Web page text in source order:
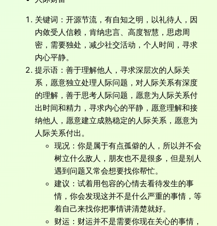
关键词：开源节流，有自知之明，以礼待人，因
内敛受人信赖，肯纳忠言、高度智慧，思虑周
密，需要独处，减少社交活动，个人时间，寻求
内心平静。
提示语：善于理解他人，寻求深层次的人际关
系，愿意独立处理人际问题，对人际关系有深度
的理解，善于思考人际问题，愿意为人际关系付
出时间和精力，寻求内心的平静，愿意理解和接
纳他人，愿意建立成熟稳定的人际关系，愿意为
人际关系付出。
现况：你是属于有点孤僻的人，所以并不会
树立什么敌人，朋友也不是很多，但是别人
遇到问题又常会想要找你帮忙。
建议：试着用包容的心情去看待发生的事
情，你会发现这并不是什么严重的事情，等
着自己来找你把事情讲清楚就好。
财运：财运并不是需要你现在关心的事情，